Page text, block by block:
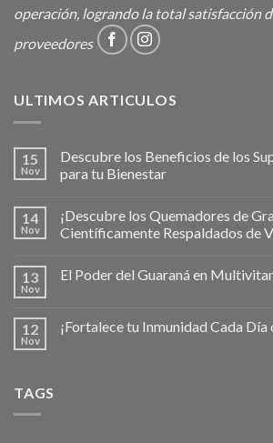
operación, logrando la total satisfacción
proveedores
ULTIMOS ARTICULOS
15
Nov
Descubre los Beneficios de los
para tu Bienestar
14
Nov
¡Descubre los Quemadores de
Científicamente Respaldados de
13
Nov
El Poder del Guaraná en
12
Nov
¡Fortalece tu Inmunidad Cada
TAGS